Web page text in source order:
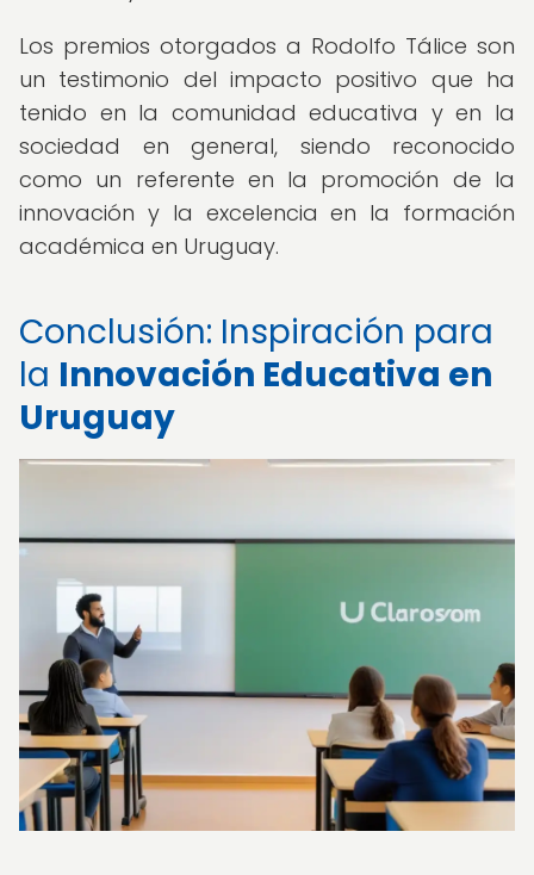
Los premios otorgados a Rodolfo Tálice son
un testimonio del impacto positivo que ha
tenido en la comunidad educativa y en la
sociedad en general, siendo reconocido
como un referente en la promoción de la
innovación y la excelencia en la formación
académica en Uruguay.
Conclusión: Inspiración para
la Innovación Educativa en
Uruguay